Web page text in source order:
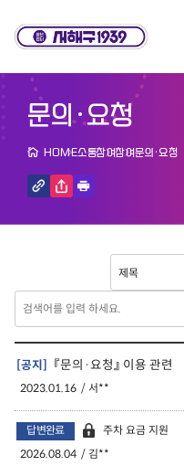
문의·요청
HOME소통참여참여문의·요청
[공지] 『문의·요청』 이용 관련
2023.01.16 서**
답변완료
주차 요금 지원
2026.08.04
김**